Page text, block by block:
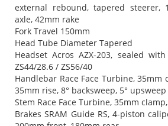
external rebound, tapered steerer,
axle, 42mm rake
Fork Travel 150mm
Head Tube Diameter Tapered
Headset Acros AZX-203, sealed
ZS44/28.6 / ZS56/40
Handlebar Race Face Turbine, 35mm
35mm rise, 8° backsweep, 5° upsweep
Stem Race Face Turbine, 35mm
Brakes SRAM Guide RS, 4-piston